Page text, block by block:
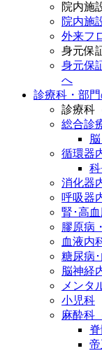
院内施
院内施
外来フ
身元保
身元保
へ
診療科・部
診療科
総合診
循環器
消化器
呼吸器
腎･高
膠原病
血液内
糖尿病
脳神経
メンタ
小児科
麻酔科